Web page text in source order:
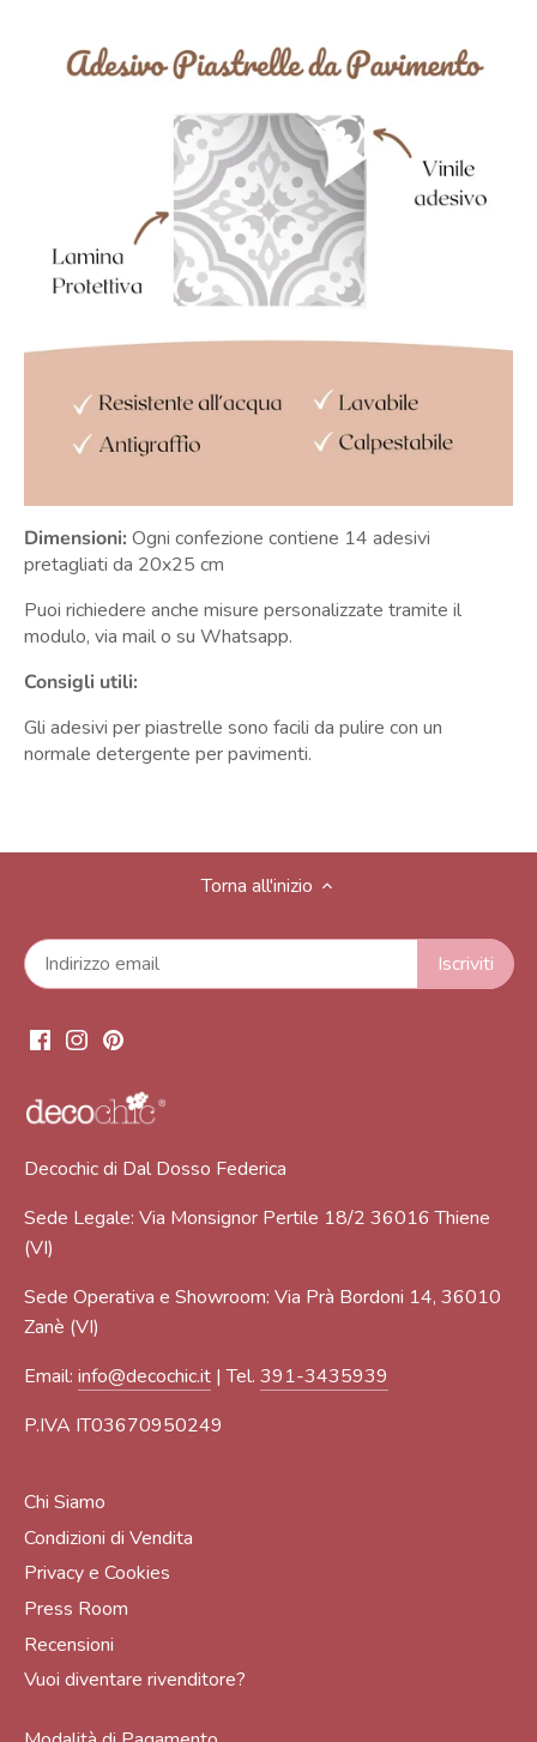
Dimensioni: Ogni confezione contiene 14 adesivi
pretagliati da 20x25 cm
Puoi richiedere anche misure personalizzate tramite il
modulo, via mail o su Whatsapp.
Consigli utili:
Gli adesivi per piastrelle sono facili da pulire con un
normale detergente per pavimenti.
Torna all'inizio
Decochic di Dal Dosso Federica
Sede Legale: Via Monsignor Pertile 18/2 36016 Thiene
(VI)
Sede Operativa e Showroom: Via Prà Bordoni 14, 36010
Zanè (VI)
Email: info@decochic.it | Tel. 391-3435939
P.IVA IT03670950249
Chi Siamo
Condizioni di Vendita
Privacy e Cookies
Press Room
Recensioni
Vuoi diventare rivenditore?